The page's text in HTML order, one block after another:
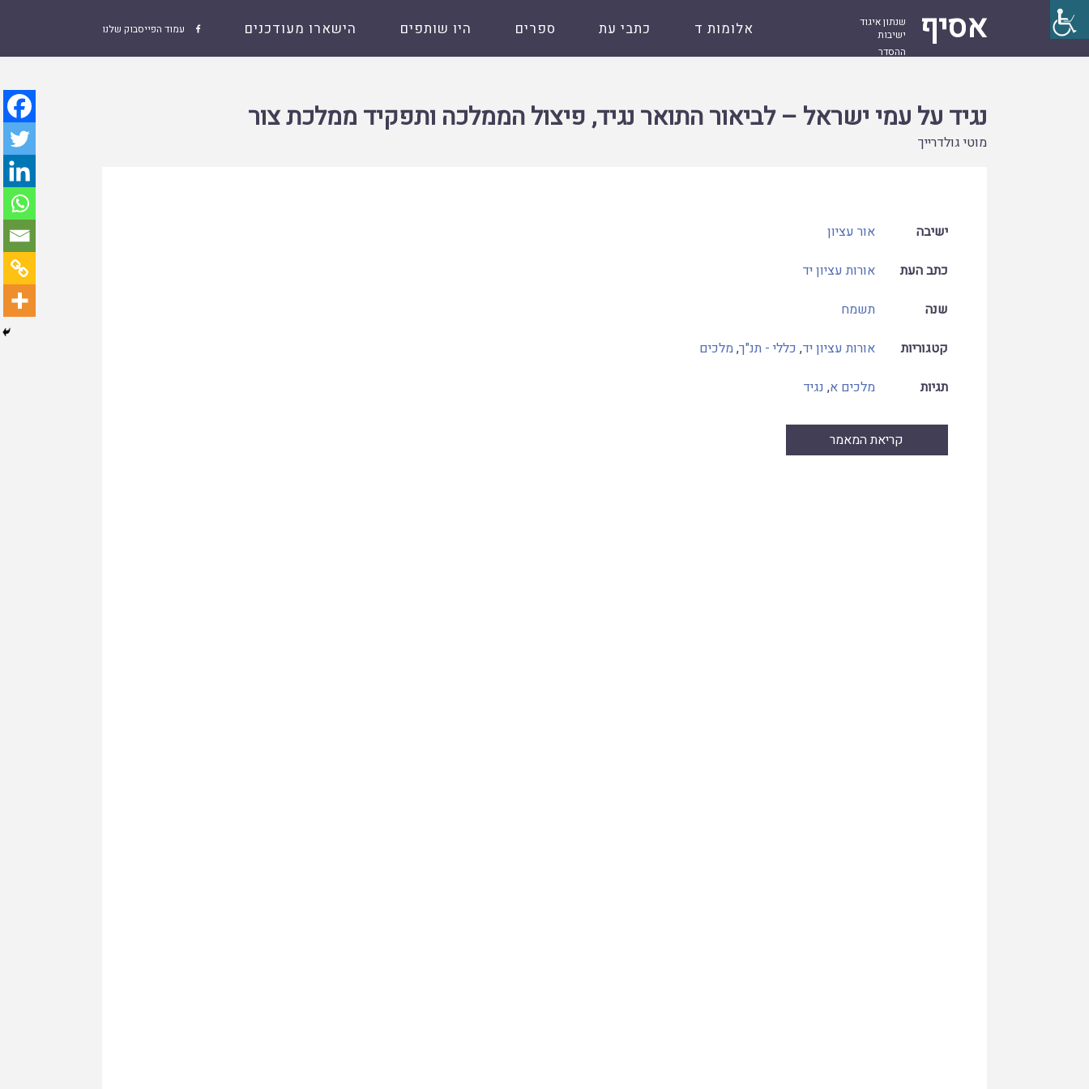
אסיף
שנתון איגוד
ישיבות
ההסדר
 עמוד הפייסבוק שלנו אלומות ד כתבי עת ספרים היו שותפים הישארו מעודכנים
נגיד על עמי ישראל – לביאור התואר נגיד, פיצול הממלכה ותפקיד ממלכת צור
מוטי גולדרייך
ישיבה
אור עציון
כתב העת
אורות עציון יד
שנה
תשמח
קטגוריות
אורות עציון יד, כללי - תנ"ך,מלכים
תגיות
מלכים א, נגיד
קריאת המאמר